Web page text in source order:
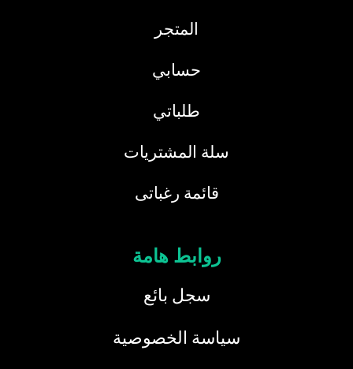
المتجر
حسابي
طلباتي
سلة المشتريات
قائمة رغباتى
روابط هامة
سجل بائع
سياسة الخصوصية